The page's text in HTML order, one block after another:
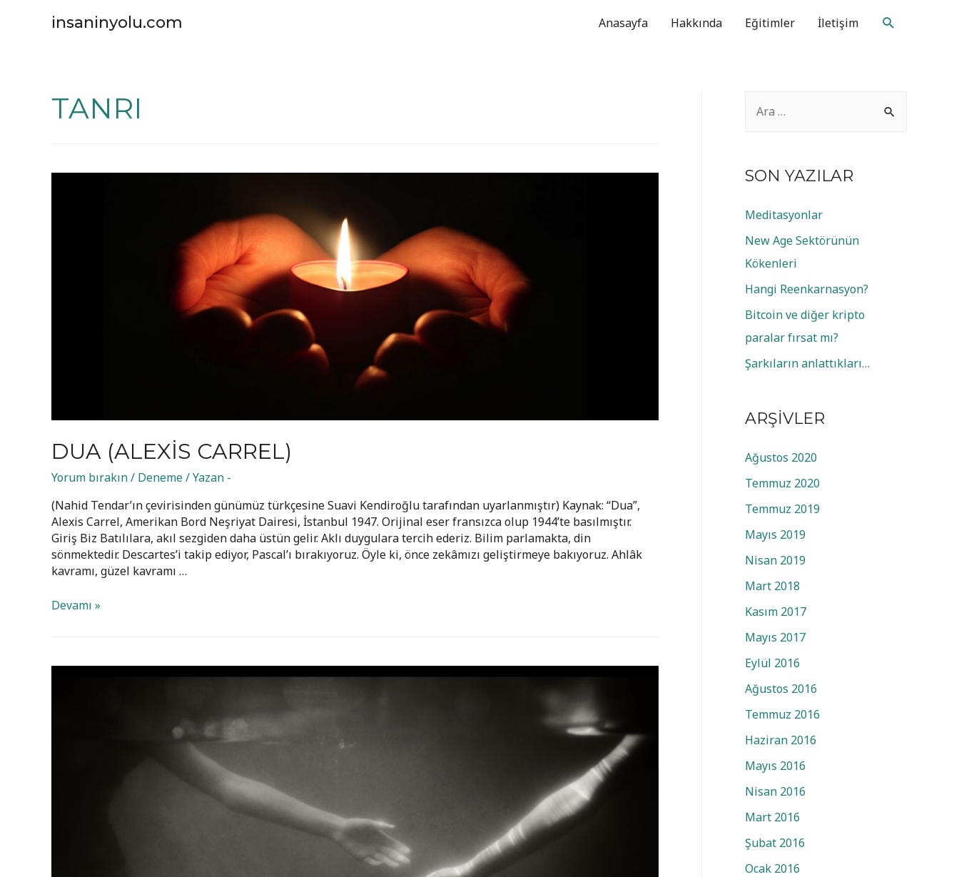
insaninyolu.com Anasayfa Hakkında Eğitimler İletişim Arama
TANRI
DUA (ALEXIS CARREL)
Yorum bırakın/ Deneme/ Yazan -
(Nahid Tendar’ın çevirisinden günümüz türkçesine Suavi Kendiroğlu tarafından uyarlanmıştır) Kaynak: “Dua”,
Alexis Carrel, Amerikan Bord Neşriyat Dairesi, İstanbul 1947. Orijinal eser fransızca olup 1944’te basılmıştır.
Giriş Biz Batılılara, akıl sezgiden daha üstün gelir. Aklı duygulara tercih ederiz. Bilim parlamakta, din
sönmektedir. Descartes’i takip ediyor, Pascal’ı bırakıyoruz. Öyle ki, önce zekâmızı geliştirmeye bakıyoruz. Ahlâk
kavramı, güzel kavramı …
Dua
Devamı »
m
:
SON YAZILAR
Meditasyonlar
New Age Sektörünün
Kökenleri
Hangi Reenkarnasyon?
Bitcoin ve diğer kripto
paralar fırsat mı?
Şarkıların anlattıkları…
ARŞIVLER
Ağustos 2020
Temmuz 2020
Temmuz 2019
Mayıs 2019
Nisan 2019
Mart 2018
Kasım 2017
Mayıs 2017
Eylül 2016
Ağustos 2016
Temmuz 2016
Haziran 2016
Mayıs 2016
Nisan 2016
Mart 2016
Şubat 2016
Ocak 2016